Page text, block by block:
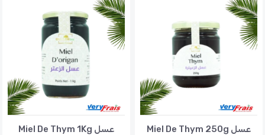
Miel De Thym 1Kg عسل
Miel De Thym 250g عسل